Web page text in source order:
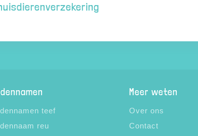
teef
reu
Meer weten
Over ons
Contact